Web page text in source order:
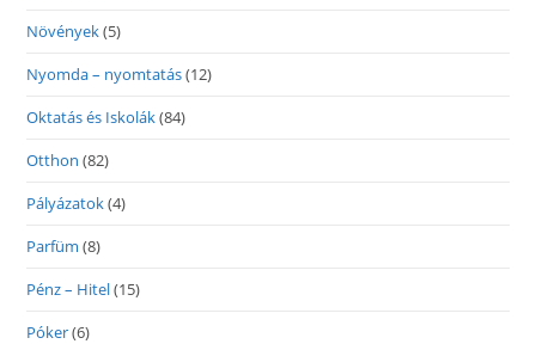
Növények(5)
Nyomda – nyomtatás(12)
Oktatás és Iskolák(84)
Otthon (82)
Pályázatok(4)
Parfüm (8)
Pénz – Hitel(15)
Póker(6)